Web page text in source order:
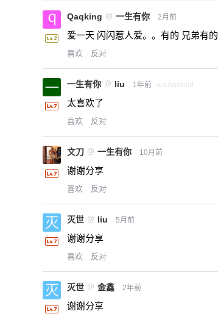
Qaqking @ 一生有你 2月前
爱一天 闪闪惹人爱。。有的 兄弟有的
喜欢 反对
一生有你 @ liu 1年前 via Android
太喜欢了
喜欢 反对
文刀 @ 一生有你 10月前
谢谢分享
喜欢 反对
灭世 @ liu 5月前
谢谢分享
喜欢 反对
灭世 @ 金鑫 2年前
谢谢分享